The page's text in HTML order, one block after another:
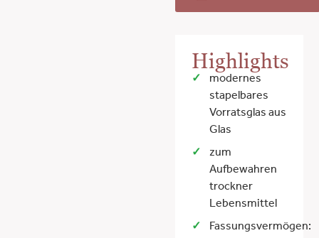
Highlights
modernes
stapelbares
Vorratsglas aus
Glas
zum
Aufbewahren
trockner
Lebensmittel
Fassungsvermögen: